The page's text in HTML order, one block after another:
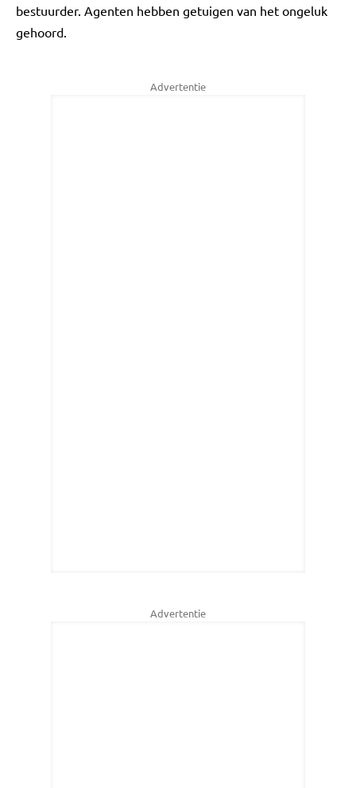
bestuurder. Agenten hebben getuigen van het ongeluk
gehoord.
Advertentie
Advertentie